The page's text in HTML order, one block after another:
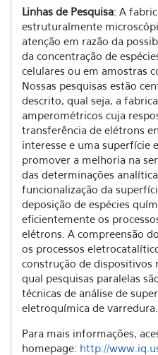
Linhas de Pesquisa: A
estruturalmente
atenção em razão da
da concentração de
celulares ou em amostras
Nossas pesquisas estão
descrito, qual seja, a
amperométricos cuja
transferência de elétrons
interesse e uma superfície
promover a melhoria na
das determinações
funcionalização da
deposição de espécies
eficientemente os
elétrons. A compreensão
os processos
construção de dispositivos
qual pesquisas paralelas
técnicas de análise de
eletroquímica de varredura.
Para mais informações,
homepage: http://